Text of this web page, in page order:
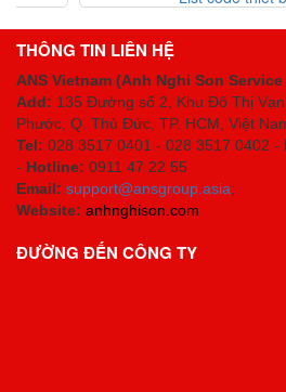
THÔNG TIN LIÊN HỆ
ANS Vietnam (Anh Nghi Son
Add: 135 Đường số 2, Khu Đô Thị Vạn
Phước, Q. Thủ Đức, TP. HCM, Việt
Tel: 028 3517 0401 - 028 3517 0402 -
- Hotline: 0911 47 22 55
Email: support@ansgroup.asia;
Website: anhnghison.com
ĐƯỜNG ĐẾN CÔNG TY